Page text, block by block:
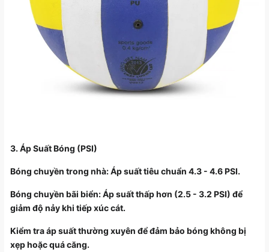
3. Áp Suất Bóng (PSI)
Bóng chuyền trong nhà: Áp suất tiêu chuẩn 4.3 - 4.6 PSI.
Bóng chuyền bãi biển: Áp suất thấp hơn (2.5 - 3.2 PSI) để
giảm độ nảy khi tiếp xúc cát.
Kiểm tra áp suất thường xuyên để đảm bảo bóng không bị
xẹp hoặc quá căng.